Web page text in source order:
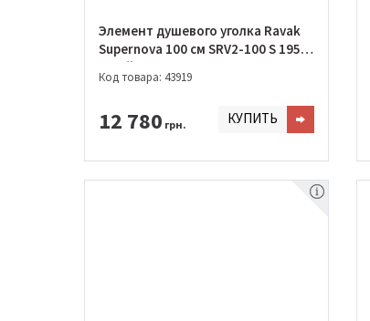
Элемент душевого уголка Ravak
Supernova 100 см SRV2-100 S 195 S
Білий + TRANSPARENT
Код товара: 43919
12 780 грн. КУПИТЬ